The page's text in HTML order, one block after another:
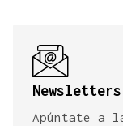
Apúntate a